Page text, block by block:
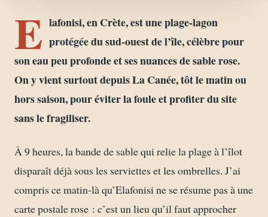
E lafonisi, en Crète, est une plage-lagon
protégée du sud-ouest de l’île, célèbre pour
son eau peu profonde et ses nuances de sable rose.
On y vient surtout depuis La Canée, tôt le matin ou
hors saison, pour éviter la foule et profiter du site
sans le fragiliser.
À 9 heures, la bande de sable qui relie la plage à l’îlot
disparaît déjà sous les serviettes et les ombrelles. J’ai
compris ce matin-là qu’Elafonisi ne se résume pas à une
carte postale rose : c’est un lieu qu’il faut approcher